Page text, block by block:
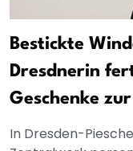
Bestickte
Dresdnerin
Geschenke
In Dresden-